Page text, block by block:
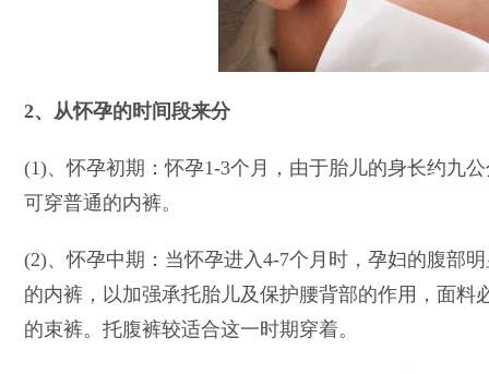
2、从怀孕的时间段来分
(1)、怀孕初期：怀孕1-3个月，由于胎儿的身长约九
可穿普通的内裤。
(2)、怀孕中期：当怀孕进入4-7个月时，孕妇的腹部
的内裤，以加强承托胎儿及保护腰背部的作用，面
的束裤。托腹裤较适合这一时期穿着。